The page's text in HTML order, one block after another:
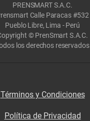
PRENSMART S.A.C.
Calle Paracas #532
Pueblo Libre, Lima - Perú
© PrenSmart S.A.C.
los derechos reservados
Términos y Condiciones
Política de Privacidad